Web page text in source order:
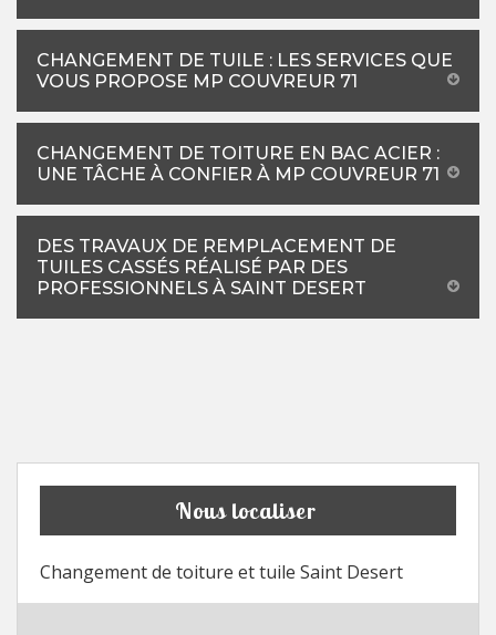
CHANGEMENT DE TUILE : LES SERVICES QUE
VOUS PROPOSE MP COUVREUR 71
CHANGEMENT DE TOITURE EN BAC ACIER :
UNE TÂCHE À CONFIER À MP COUVREUR 71
DES TRAVAUX DE REMPLACEMENT DE
TUILES CASSÉS RÉALISÉ PAR DES
PROFESSIONNELS À SAINT DESERT
Nous localiser
Changement de toiture et tuile Saint Desert